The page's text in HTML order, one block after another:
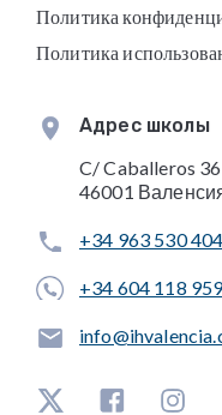
Политика
Политика
Адрес школы
C/ Caballeros 36
46001
+34 963 530 404
+34 604 118